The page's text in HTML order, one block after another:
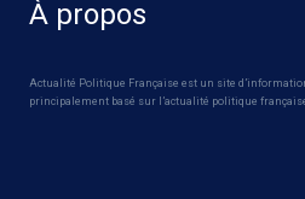
À propos
Actualité Politique Française est un site
principalement basé sur l’actualité politique